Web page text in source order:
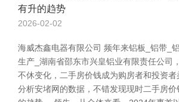
有升的趋势
2026-02-02
海威杰鑫电器有限公司 频年来铝板_铝带_
生产_湖南省邵东市兴皇铝业有限责任公司
不休变化，二手房价钱成为购房者和投资
分析安堵网的数据，不错发现现时二手房